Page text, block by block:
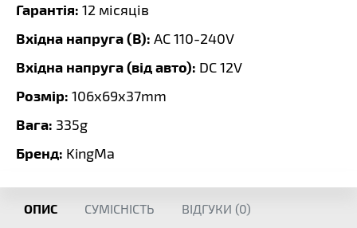
Гарантія: 12 місяців
Вхідна напруга (В): AC 110-240V
Вхідна напруга (від авто): DC 12V
Розмір: 106х69х37mm
Вага: 335g
Бренд: KingMa
ОПИС СУМІСНІСТЬ ВІДГУКИ (0)